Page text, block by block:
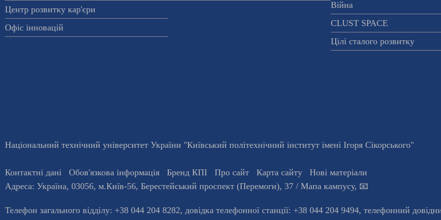
Центр розвитку кар'єри
Офіс інновацій
Війна
CLUST SPACE
Цілі сталого розвитку
Національний технічний університет України "Київський політехнічний інститут імені Ігоря Сікорського"
Контактні дані Обов'язкова інформація Бренд КПІ Про сайт Карта сайту
Нові матеріали
Адреса: Україна, 03056, м.Київ-56, Берестейський проспект (Перемоги), 37 / Мапа кампусу, 📧
Телефон загального відділу: +38 044 204 8282, довiдка телефонної станцiї: +38 044 204 9494, телефонний